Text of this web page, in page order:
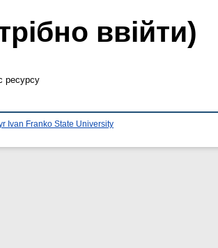
ввійти)
ресурсу
Ivan Franko State University